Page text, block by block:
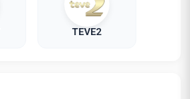
TEVE2